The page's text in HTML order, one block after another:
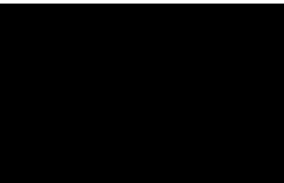
a largo plazo. También
cualquier consulta, lo que